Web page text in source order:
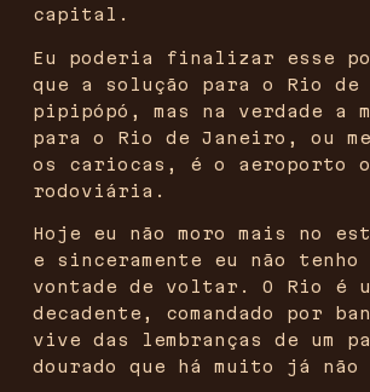
capital.
Eu poderia finalizar esse
que a solução para o Rio de
pipipópó, mas na verdade a
para o Rio de Janeiro, ou
os cariocas, é o aeroporto
rodoviária.
Hoje eu não moro mais no
e sinceramente eu não tenho
vontade de voltar. O Rio é
decadente, comandado por
vive das lembranças de um
dourado que há muito já